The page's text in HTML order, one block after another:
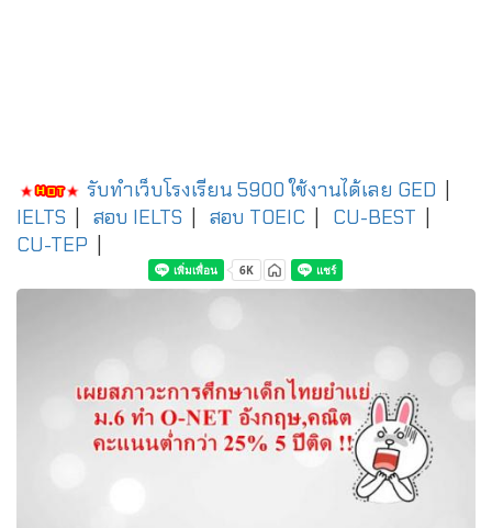
รับทำเว็บโรงเรียน 5900 ใช้งานได้เลย GED
IELTS
สอบ IELTS สอบ TOEIC CU-BEST
CU-TEP